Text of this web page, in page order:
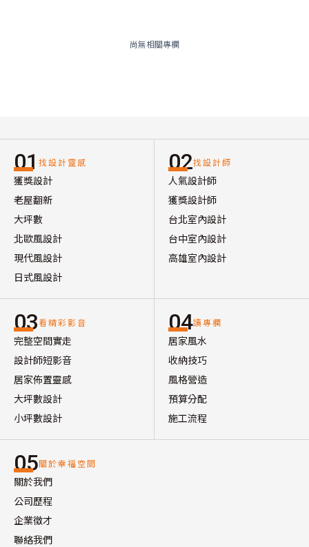
尚無相關專欄
01 找設計靈感
獲獎設計
老屋翻新
大坪數
北歐風設計
現代風設計
日式風設計
02找設計師
人氣設計師
獲獎設計師
台北室內設計
台中室內設計
高雄室內設計
03看精彩影音
完整空間實走
設計師短影音
居家佈置靈感
大坪數設計
小坪數設計
04讀專欄
居家風水
收納技巧
風格營造
預算分配
施工流程
05關於幸福空間
關於我們
公司歷程
企業徵才
聯絡我們